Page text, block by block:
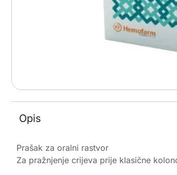
Opis
Prašak za oralni rastvor
Za pražnjenje crijeva prije klasične